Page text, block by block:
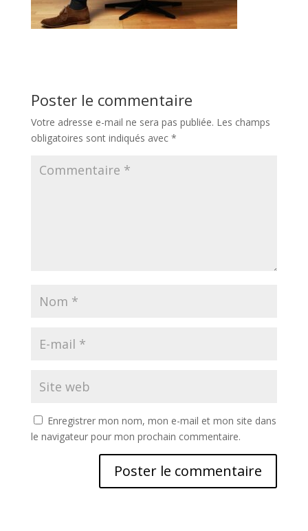
Poster le commentaire
Votre adresse e-mail ne sera pas publiée. Les champs
obligatoires sont indiqués avec *
Enregistrer mon nom, mon e-mail et mon site dans
le navigateur pour mon prochain commentaire.